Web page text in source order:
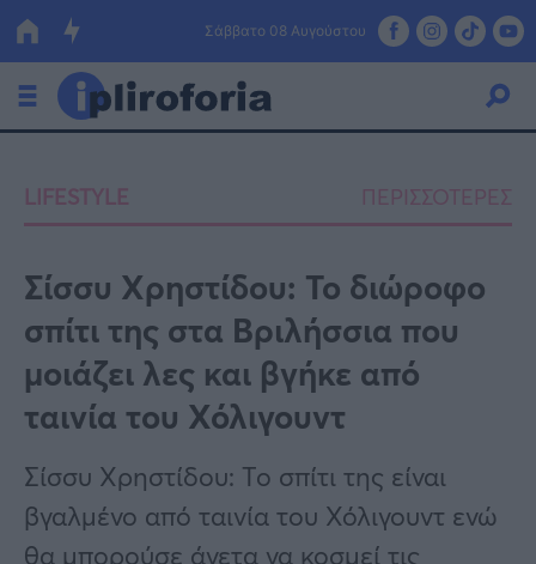
Σάββατο 08 Αυγούστου
Οικονομία
Πολιτική
Τράπεζες
Επιδοτήσεις
Κόσμος
Lifestyle
Αθλητικά
Υγεία
LIFESTYLE ΠΕΡΙΣΣΟΤΕΡΕΣ
Σίσσυ Χρηστίδου: Το διώροφο
σπίτι της στα Βριλήσσια που
μοιάζει λες και βγήκε από
ταινία του Χόλιγουντ
Σίσσυ Χρηστίδου: Το σπίτι της είναι
βγαλμένο από ταινία του Χόλιγουντ ενώ
θα μπορούσε άνετα να κοσμεί τις